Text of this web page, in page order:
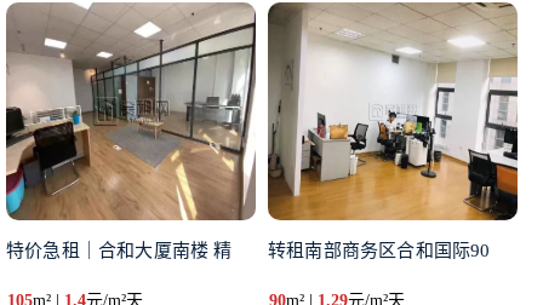
特价急租｜合和大厦南楼 精
105m² | 1.4元/m²天
转租南部商务区合和国际90
90m² | 1.29元/m²天